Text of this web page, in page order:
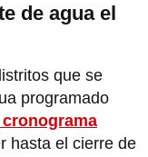
de agua el
que se
programado
cronograma
hasta el cierre de